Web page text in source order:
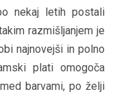
nekaj letih postali
razmišljanjem je
najnovejši in polno
plati omogoča
barvami, po želji